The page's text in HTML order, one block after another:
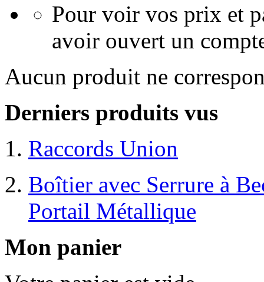
Pour voir vos prix et
avoir ouvert un
Aucun produit ne
Derniers produits vus
Raccords Union
Boîtier avec Serrure à
Portail Métallique
Mon panier